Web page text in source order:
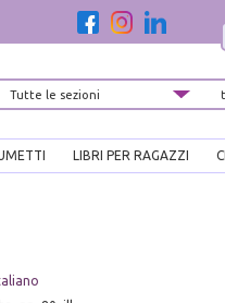
LIBRI PER RAGAZZI